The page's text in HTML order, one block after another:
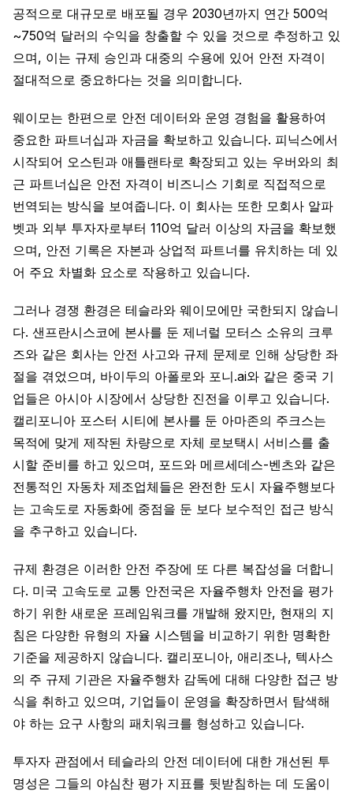
공적으로 대규모로 배포될 경우 2030년까지 연간 500억
~750억 달러의 수익을 창출할 수 있을 것으로 추정하고 있
으며, 이는 규제 승인과 대중의 수용에 있어 안전 자격이
절대적으로 중요하다는 것을 의미합니다.
웨이모는 한편으로 안전 데이터와 운영 경험을 활용하여
중요한 파트너십과 자금을 확보하고 있습니다. 피닉스에서
시작되어 오스틴과 애틀랜타로 확장되고 있는 우버와의 최
근 파트너십은 안전 자격이 비즈니스 기회로 직접적으로
번역되는 방식을 보여줍니다. 이 회사는 또한 모회사 알파
벳과 외부 투자자로부터 110억 달러 이상의 자금을 확보했
으며, 안전 기록은 자본과 상업적 파트너를 유치하는 데 있
어 주요 차별화 요소로 작용하고 있습니다.
그러나 경쟁 환경은 테슬라와 웨이모에만 국한되지 않습니
다. 샌프란시스코에 본사를 둔 제너럴 모터스 소유의 크루
즈와 같은 회사는 안전 사고와 규제 문제로 인해 상당한 좌
절을 겪었으며, 바이두의 아폴로와 포니.ai와 같은 중국 기
업들은 아시아 시장에서 상당한 진전을 이루고 있습니다.
캘리포니아 포스터 시티에 본사를 둔 아마존의 주크스는
목적에 맞게 제작된 차량으로 자체 로보택시 서비스를 출
시할 준비를 하고 있으며, 포드와 메르세데스-벤츠와 같은
전통적인 자동차 제조업체들은 완전한 도시 자율주행보다
는 고속도로 자동화에 중점을 둔 보다 보수적인 접근 방식
을 추구하고 있습니다.
규제 환경은 이러한 안전 주장에 또 다른 복잡성을 더합니
다. 미국 고속도로 교통 안전국은 자율주행차 안전을 평가
하기 위한 새로운 프레임워크를 개발해 왔지만, 현재의 지
침은 다양한 유형의 자율 시스템을 비교하기 위한 명확한
기준을 제공하지 않습니다. 캘리포니아, 애리조나, 텍사스
의 주 규제 기관은 자율주행차 감독에 대해 다양한 접근 방
식을 취하고 있으며, 기업들이 운영을 확장하면서 탐색해
야 하는 요구 사항의 패치워크를 형성하고 있습니다.
투자자 관점에서 테슬라의 안전 데이터에 대한 개선된 투
명성은 그들의 야심찬 평가 지표를 뒷받침하는 데 도움이